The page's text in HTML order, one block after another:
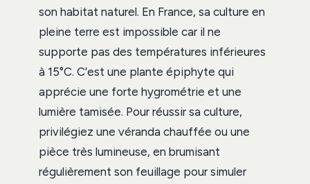
son habitat naturel. En France, sa culture en
pleine terre est impossible car il ne
supporte pas des températures inférieures
à 15°C. C’est une plante épiphyte qui
apprécie une forte hygrométrie et une
lumière tamisée. Pour réussir sa culture,
privilégiez une véranda chauffée ou une
pièce très lumineuse, en brumisant
régulièrement son feuillage pour simuler